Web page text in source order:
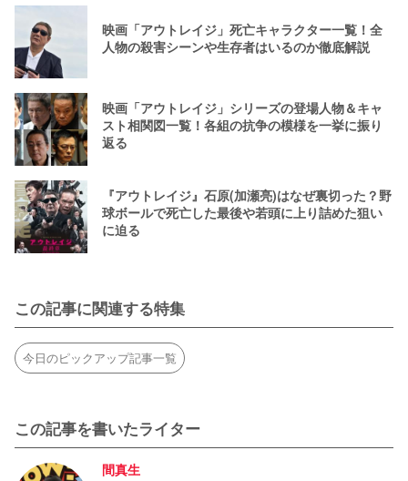
映画「アウトレイジ」死亡キャラクター一覧！全
人物の殺害シーンや生存者はいるのか徹底解説
映画「アウトレイジ」シリーズの登場人物＆キャ
スト相関図一覧！各組の抗争の模様を一挙に振り
返る
『アウトレイジ』石原(加瀬亮)はなぜ裏切った？野
球ボールで死亡した最後や若頭に上り詰めた狙い
に迫る
この記事に関連する特集
今日のピックアップ記事一覧
この記事を書いたライター
間真生